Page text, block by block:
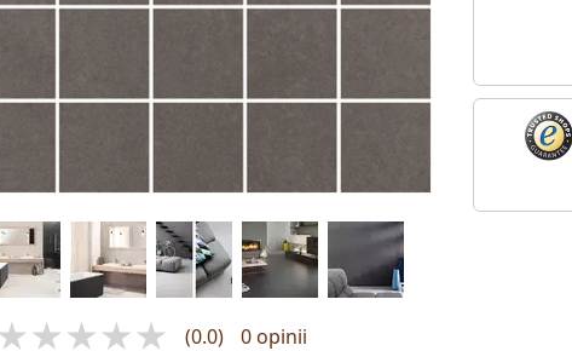
(0.0) 0 opinii